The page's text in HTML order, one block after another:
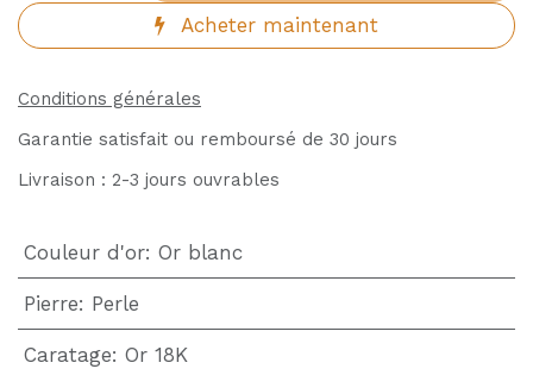
Acheter maintenant
Conditions générales
Garantie satisfait ou remboursé de 30 jours
Livraison : 2-3 jours ouvrables
Couleur d'or: Or blanc
Pierre: Perle
Caratage: Or 18K